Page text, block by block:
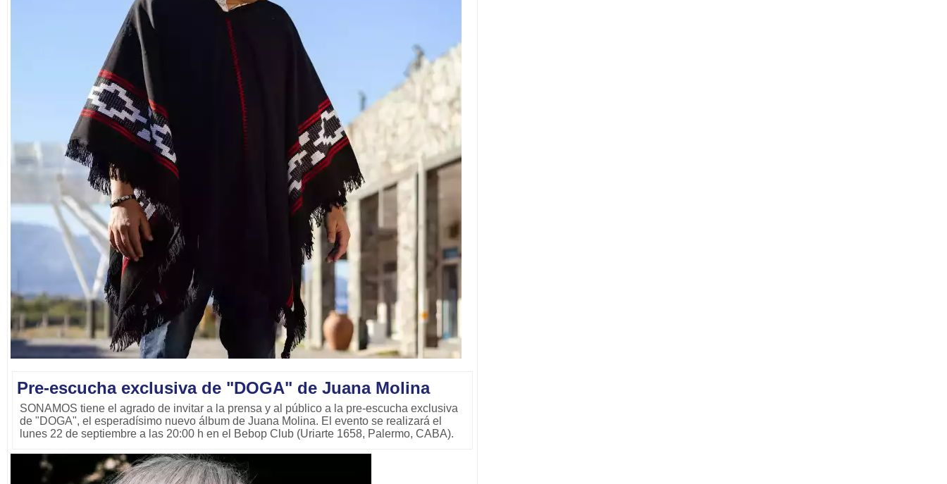
Pre-escucha exclusiva de "DOGA" de Juana Molina
SONAMOS tiene el agrado de invitar a la prensa y al público a la pre-escucha exclusiva
de "DOGA", el esperadísimo nuevo álbum de Juana Molina. El evento se realizará el
lunes 22 de septiembre a las 20:00 h en el Bebop Club (Uriarte 1658, Palermo, CABA).